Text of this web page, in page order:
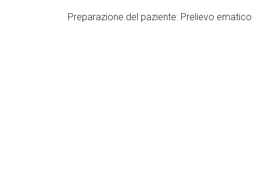
Preparazione del paziente: Prelievo ematico